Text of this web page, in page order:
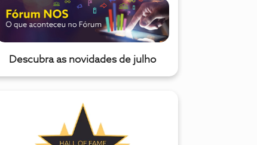
Descubra as novidades de julho